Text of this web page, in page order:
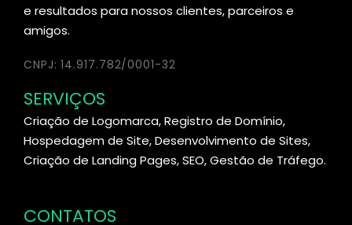
e resultados para nossos clientes, parceiros e
amigos.
CNPJ: 14.917.782/0001-32
SERVIÇOS
Criação de Logomarca, Registro de Domínio,
Hospedagem de Site, Desenvolvimento de Sites,
Criação de Landing Pages, SEO, Gestão de Tráfego.
CONTATOS